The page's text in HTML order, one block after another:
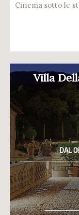
Cinema sotto le
Villa
DAL